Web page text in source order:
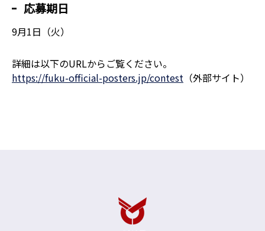
応募期日
9月1日（火）
詳細は以下のURLからご覧ください。
https://fuku-official-posters.jp/contest （外部サイト）